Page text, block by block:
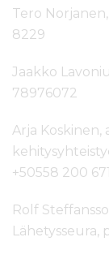
Tero
8229
Jaakko
78976072
Arja Koskinen,
+50558 200 671
Rolf
Lähetysseura,